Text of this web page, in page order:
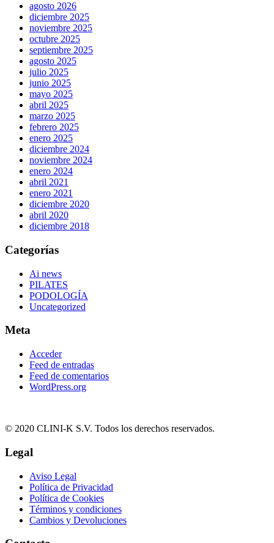
agosto 2026
diciembre 2025
noviembre 2025
octubre 2025
septiembre 2025
agosto 2025
julio 2025
junio 2025
mayo 2025
abril 2025
marzo 2025
febrero 2025
enero 2025
diciembre 2024
noviembre 2024
enero 2024
abril 2021
enero 2021
diciembre 2020
abril 2020
diciembre 2018
Categorías
Ai news
PILATES
PODOLOGÍA
Uncategorized
Meta
Acceder
Feed de entradas
Feed de comentarios
WordPress.org
© 2020 CLINI-K S.V. Todos los derechos reservados.
Legal
Aviso Legal
Política de Privacidad
Política de Cookies
Términos y condiciones
Cambios y Devoluciones